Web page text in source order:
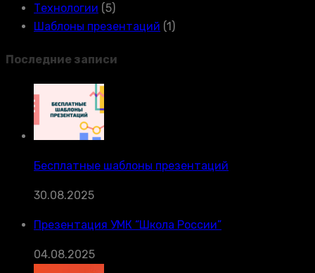
Технологии (5)
Шаблоны презентаций (1)
Последние записи
Бесплатные шаблоны презентаций
30.08.2025
Презентация УМК “Школа России”
04.08.2025